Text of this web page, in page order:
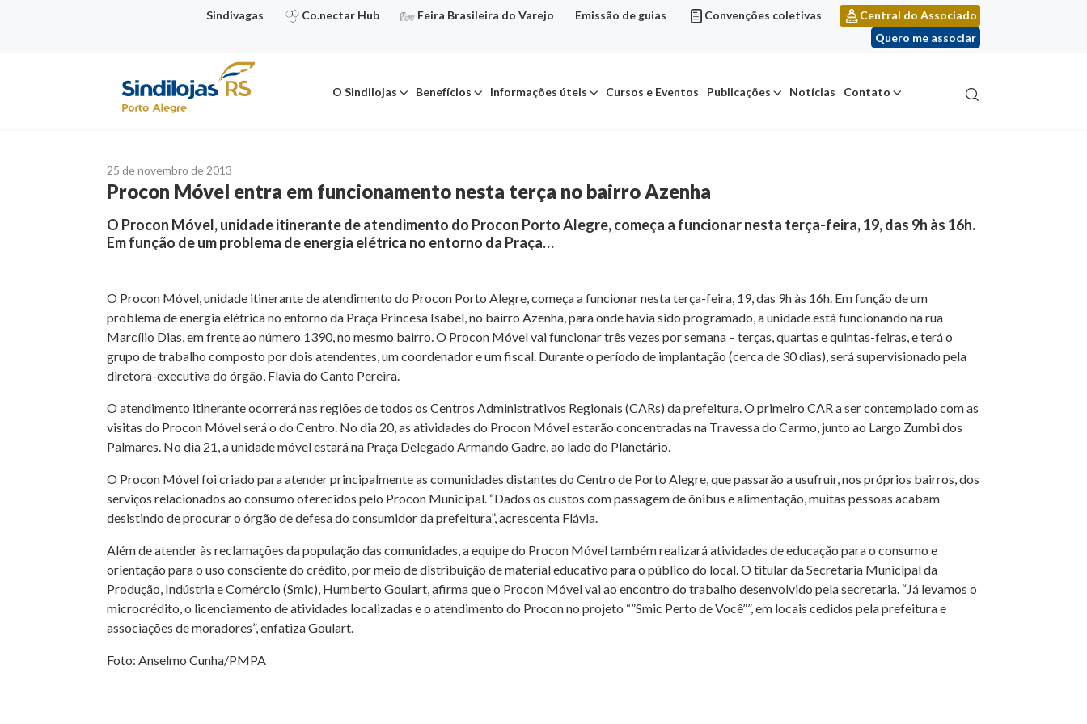
Sindivagas Co.nectar Hub Feira Brasileira do Varejo Emissão de guias Convenções coletivas
Central do Associado
Quero me associar
O Sindilojas Benefícios Informações úteis Cursos e Eventos Publicações Notícias Contato
25 de novembro de 2013
Procon Móvel entra em funcionamento nesta terça no bairro Azenha
O Procon Móvel, unidade itinerante de atendimento do Procon Porto Alegre, começa a funcionar nesta terça-feira, 19, das 9h às 16h.
Em função de um problema de energia elétrica no entorno da Praça…
O Procon Móvel, unidade itinerante de atendimento do Procon Porto Alegre, começa a funcionar nesta terça-feira, 19, das 9h às 16h. Em função de um
problema de energia elétrica no entorno da Praça Princesa Isabel, no bairro Azenha, para onde havia sido programado, a unidade está funcionando na rua
Marcílio Dias, em frente ao número 1390, no mesmo bairro. O Procon Móvel vai funcionar três vezes por semana – terças, quartas e quintas-feiras, e terá o
grupo de trabalho composto por dois atendentes, um coordenador e um fiscal. Durante o período de implantação (cerca de 30 dias), será supervisionado pela
diretora-executiva do órgão, Flavia do Canto Pereira.
O atendimento itinerante ocorrerá nas regiões de todos os Centros Administrativos Regionais (CARs) da prefeitura. O primeiro CAR a ser contemplado com as
visitas do Procon Móvel será o do Centro. No dia 20, as atividades do Procon Móvel estarão concentradas na Travessa do Carmo, junto ao Largo Zumbi dos
Palmares. No dia 21, a unidade móvel estará na Praça Delegado Armando Gadre, ao lado do Planetário.
O Procon Móvel foi criado para atender principalmente as comunidades distantes do Centro de Porto Alegre, que passarão a usufruir, nos próprios bairros, dos
serviços relacionados ao consumo oferecidos pelo Procon Municipal. “Dados os custos com passagem de ônibus e alimentação, muitas pessoas acabam
desistindo de procurar o órgão de defesa do consumidor da prefeitura”, acrescenta Flávia.
Além de atender às reclamações da população das comunidades, a equipe do Procon Móvel também realizará atividades de educação para o consumo e
orientação para o uso consciente do crédito, por meio de distribuição de material educativo para o público do local. O titular da Secretaria Municipal da
Produção, Indústria e Comércio (Smic), Humberto Goulart, afirma que o Procon Móvel vai ao encontro do trabalho desenvolvido pela secretaria. “Já levamos o
microcrédito, o licenciamento de atividades localizadas e o atendimento do Procon no projeto “”Smic Perto de Você””, em locais cedidos pela prefeitura e
associações de moradores”, enfatiza Goulart.
Foto: Anselmo Cunha/PMPA